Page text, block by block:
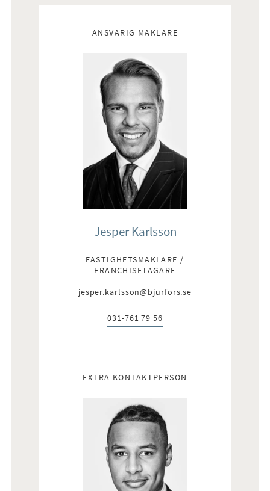
plats ingår i avgiften.ANSVARIG MÄKLARE
Jesper Karlsson
FASTIGHETSMÄKLARE /
FRANCHISETAGARE
E-post:
jesper.karlsson@bjurfors.se
Telefon:
031-761 79 56
EXTRA KONTAKTPERSON